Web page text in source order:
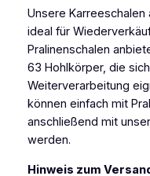
-
S
c
h
a
l
e
n
a
Unsere
ideal für
Pralinenschalen
63 Hohlkörper, die
Weiterverarbeitung
können einfach mit
anschließend mit
werden.
Hinweis zum